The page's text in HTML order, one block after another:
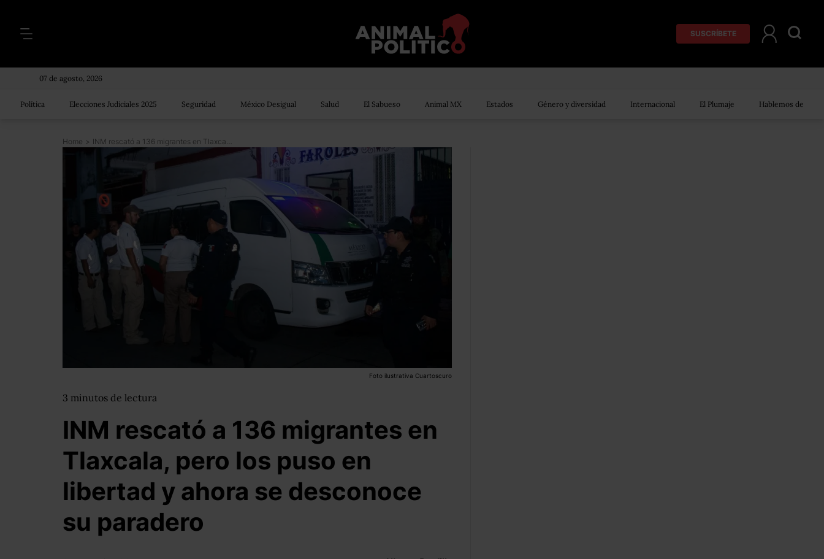
SUSCRÍBETE
07 de agosto, 2026
Política Elecciones Judiciales 2025 Seguridad México Desigual Salud El Sabueso Animal MX Estados Género y diversidad Internacional El Plumaje Hablemos de
Home > INM rescató a 136 migrantes en Tlaxcala, pero los puso en libertad y ahora se desconoce su paradero
Foto ilustrativa Cuartoscuro
3 minutos de lectura
INM rescató a 136 migrantes en
Tlaxcala, pero los puso en
libertad y ahora se desconoce
su paradero